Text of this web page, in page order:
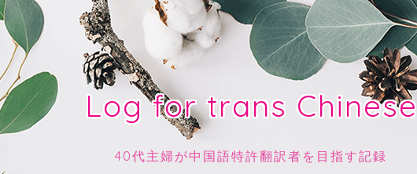
Log for trans Chinese
40代主婦が中国語特許翻訳者を目指す記録